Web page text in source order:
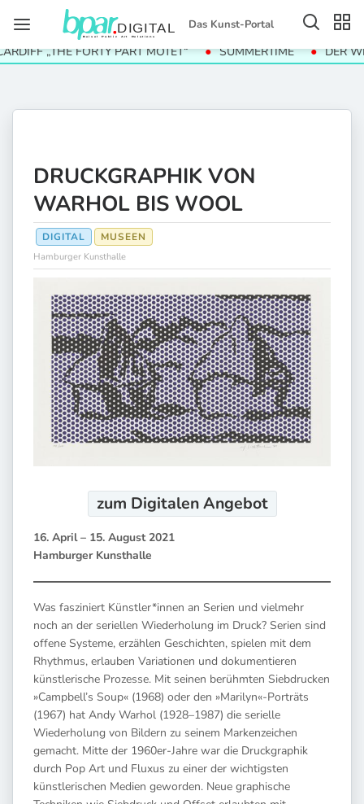
Das Kunst-Portal
„THE FORTY PART MOTET“ SUMMERTIME DER WERT
DRUCKGRAPHIK VON
WARHOL BIS WOOL
DIGITAL MUSEEN
Hamburger Kunsthalle
zum DigitalenAngebot
16. April – 15. August 2021
Hamburger Kunsthalle
Was fasziniert Künstler*innen an Serien und vielmehr
noch an der seriellen Wiederholung im Druck? Serien sind
offene Systeme, erzählen Geschichten, spielen mit dem
Rhythmus, erlauben Variationen und dokumentieren
künstlerische Prozesse. Mit seinen berühmten Siebdrucken
»Campbell’s Soup« (1968) oder den »Marilyn«-Porträts
(1967) hat Andy Warhol (1928–1987) die serielle
Wiederholung von Bildern zu seinem Markenzeichen
gemacht. Mitte der 1960er-Jahre war die Druckgraphik
durch Pop Art und Fluxus zu einer der wichtigsten
künstlerischen Medien geworden. Neue graphische